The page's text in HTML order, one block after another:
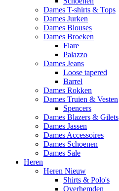
Dames T-shirts & Tops
Dames Jurken
Dames Blouses
Dames Broeken
Flare
Palazzo
Dames Jeans
Loose tapered
Barrel
Dames Rokken
Dames Truien & Vesten
Spencers
Dames Blazers & Gilets
Dames Jassen
Dames Accessoires
Dames Schoenen
Dames Sale
Heren
Heren Nieuw
Shirts & Polo's
Overhemden